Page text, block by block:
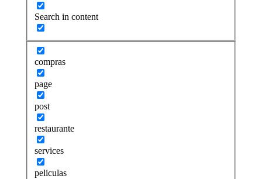
Search in content
compras
page
post
restaurante
services
peliculas